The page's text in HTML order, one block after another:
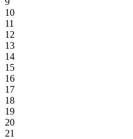
10
11
12
13
14
15
16
17
18
19
20
21